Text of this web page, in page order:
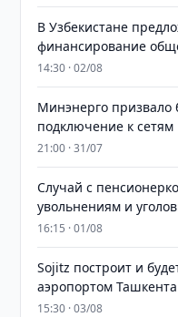
В Узбекистане
финансирование
14:30 · 02/08
Минэнерго призвало
подключение к сетям
21:00 · 31/07
Случай с
увольнениям и
16:15 · 01/08
Sojitz построит и
аэропортом Ташкента
15:30 · 03/08